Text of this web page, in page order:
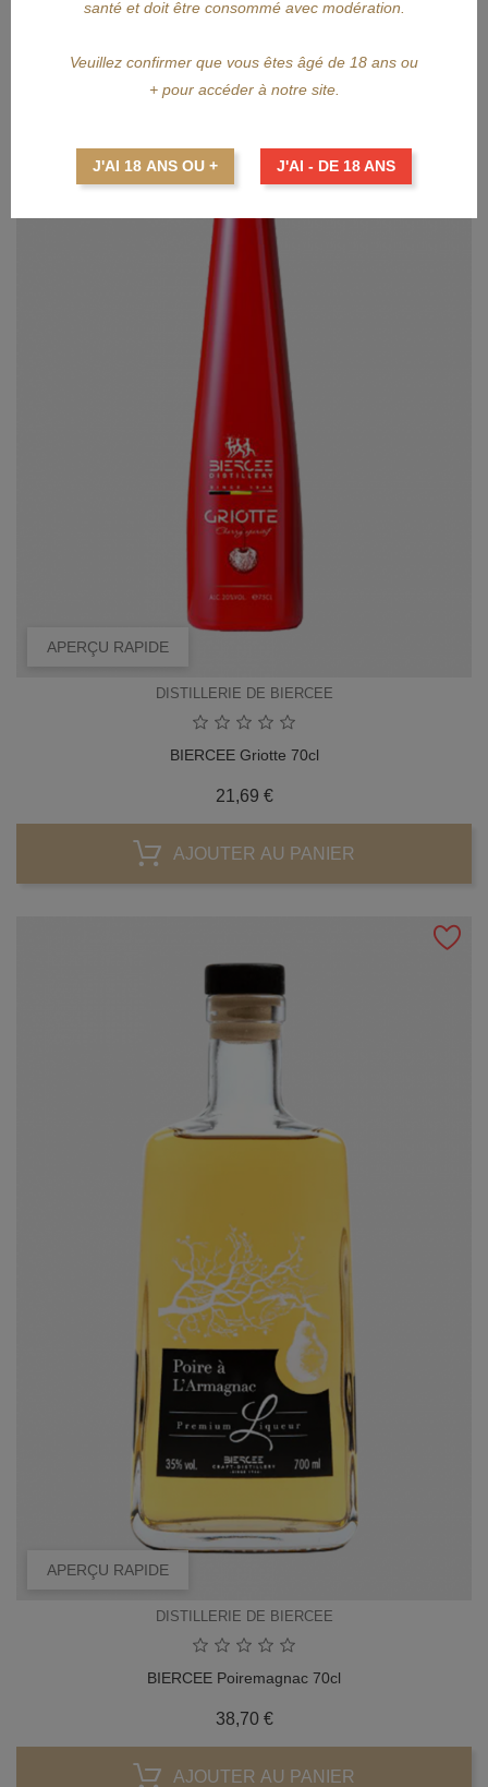
APERÇU RAPIDE
DISTILLERIE DE BIERCEE
BIERCEE Griotte 70cl
21,69 €Prix
AJOUTER AU PANIER
APERÇU RAPIDE
DISTILLERIE DE BIERCEE
BIERCEE Poiremagnac 70cl
38,70 €Prix
AJOUTER AU PANIER
santé et doit être consommé avec modération.
Veuillez confirmer que vous êtes âgé de 18 ans ou
+ pour accéder à notre site.
J'AI 18 ANS OU + J'AI - DE 18 ANS